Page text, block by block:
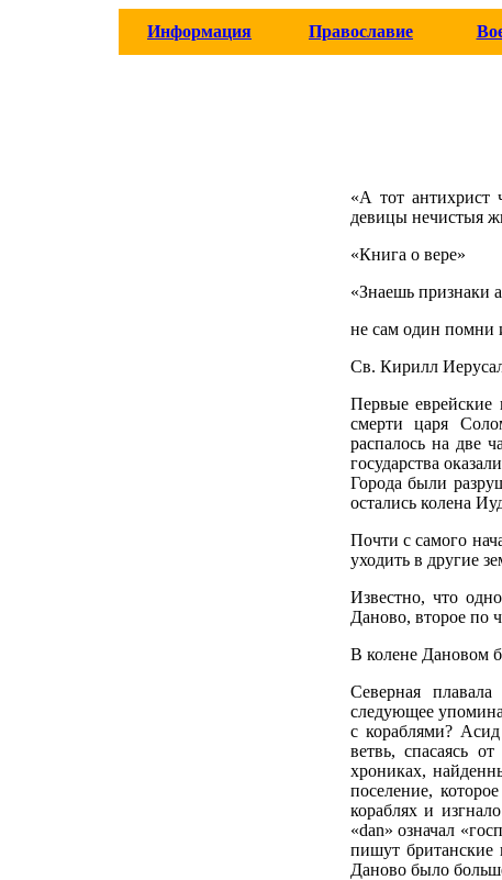
Информация Православие
«А тот антихрист
девицы нечистыя
«Книга о вере»
«Знаешь признаки
не сам один помни
Св. Кирилл
Первые еврейские
смерти царя
распалось на две
государства
Города были
остались колена
Почти с самого
уходить в другие
Известно, что
Даново, второе по
В колене Дановом
Северная
следующее
с кораблями?
ветвь, спасаясь
хрониках,
поселение,
кораблях и
«dan» означал
пишут британские
Даново было